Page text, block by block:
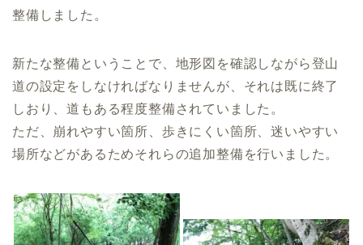
整備しました。
新たな整備ということで、地形図を確認しながら登山
道の設定をしなければなりませんが、それは既に終了
しおり、道もある程度整備されていました。
ただ、崩れやすい箇所、歩きにくい箇所、迷いやすい
場所などがあるためそれらの追加整備を行いました。